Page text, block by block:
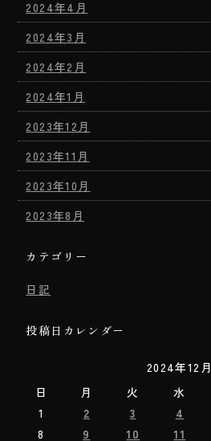
2024年4月
2024年3月
2024年2月
2024年1月
2023年12月
2023年11月
2023年10月
2023年8月
カテゴリー
日記
投稿日カレンダー
2024年12月
日
月 火 水
1
2 3 4
8
9 10 11